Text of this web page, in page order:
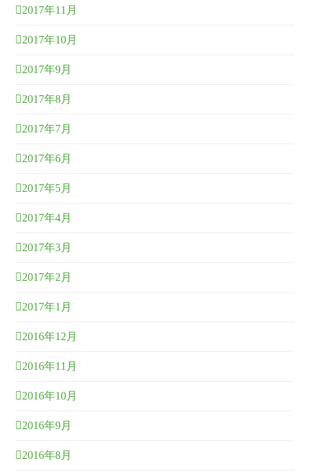
2017年11月
2017年10月
2017年9月
2017年8月
2017年7月
2017年6月
2017年5月
2017年4月
2017年3月
2017年2月
2017年1月
2016年12月
2016年11月
2016年10月
2016年9月
2016年8月